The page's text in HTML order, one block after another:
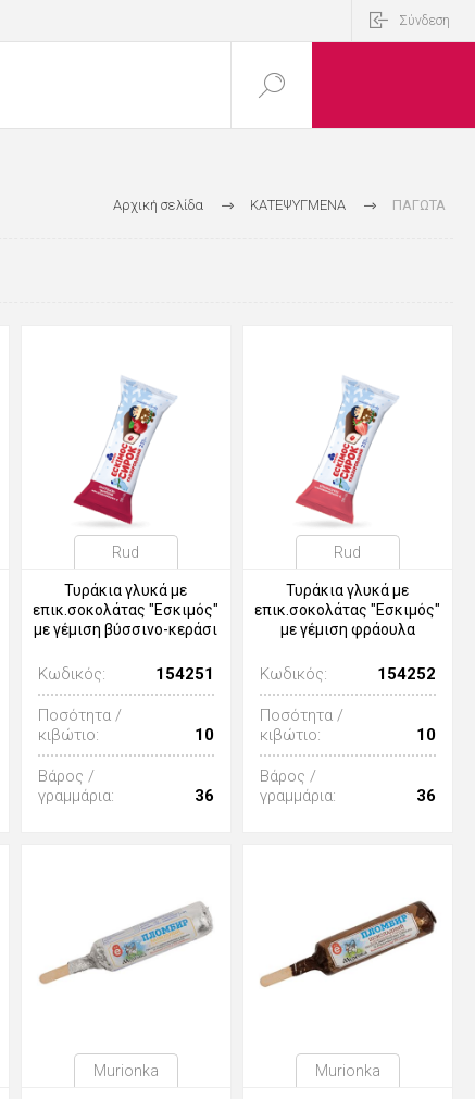
Σύνδεση
Αρχική σελίδα ΚΑΤΕΨΥΓΜΕΝΑ ΠΑΓΩΤΑ
Rud
Τυράκια γλυκά με
επικ.σοκολάτας "Εσκιμός"
με γέμιση βύσσινο-κεράσι
Κωδικός: 154251
Ποσότητα /
κιβώτιο:
10
Βάρος /
γραμμάρια:
36
Rud
Τυράκια γλυκά με
επικ.σοκολάτας "Εσκιμός"
με γέμιση φράουλα
Κωδικός: 154252
Ποσότητα /
κιβώτιο:
10
Βάρος /
γραμμάρια:
36
Murionka Murionka